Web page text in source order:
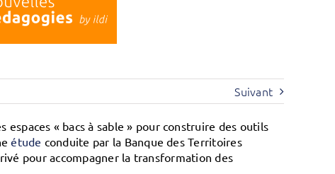
Suivant
espaces « bacs à sable » pour construire des outils
étude conduite par la Banque des Territoires
pour accompagner la transformation des